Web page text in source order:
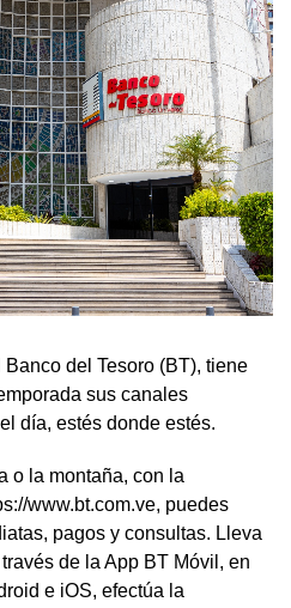
Banco del Tesoro (BT), tiene
sus canales
día, estés donde estés.
o la montaña, con la
www.bt.com.ve, puedes
pagos y consultas. Lleva
de la App BT Móvil, en
e iOS, efectúa la